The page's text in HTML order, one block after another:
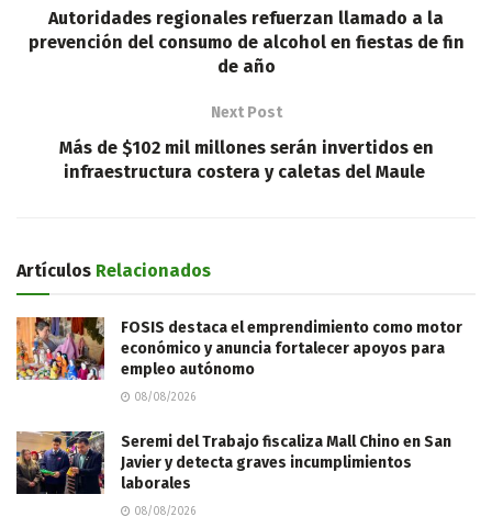
Autoridades regionales refuerzan llamado a la
prevención del consumo de alcohol en fiestas de fin
de año
Next Post
Más de $102 mil millones serán invertidos en
infraestructura costera y caletas del Maule
Artículos Relacionados
FOSIS destaca el emprendimiento como motor
económico y anuncia fortalecer apoyos para
empleo autónomo
08/08/2026
Seremi del Trabajo fiscaliza Mall Chino en San
Javier y detecta graves incumplimientos
laborales
08/08/2026